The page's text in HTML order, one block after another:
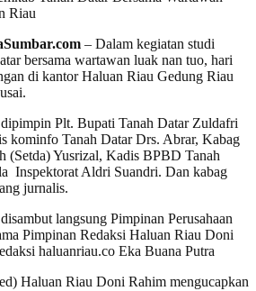
– Dalam kegiatan studi
bersama wartawan luak nan tuo, hari
di kantor Haluan Riau Gedung Riau
Plt. Bupati Tanah Datar Zuldafri
kominfo Tanah Datar Drs. Abrar, Kabag
(Setda) Yusrizal, Kadis BPBD Tanah
Inspektorat Aldri Suandri. Dan kabag
jurnalis.
langsung Pimpinan Perusahaan
Pimpinan Redaksi Haluan Riau Doni
haluanriau.co Eka Buana Putra
Haluan Riau Doni Rahim mengucapkan